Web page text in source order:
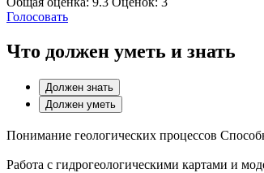
Голосовать
Что должен уметь и знать
Должен знать
Должен уметь
Понимание геологических процессов
Работа с гидрогеологическими картами и